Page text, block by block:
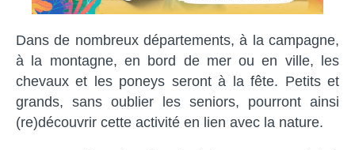
Dans de nombreux départements, à la campagne,
à la montagne, en bord de mer ou en ville, les
chevaux et les poneys seront à la fête. Petits et
grands, sans oublier les seniors, pourront ainsi
(re)découvrir cette activité en lien avec la nature.